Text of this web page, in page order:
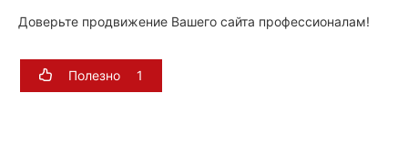
Доверьте продвижение Вашего сайта профессионалам!
Полезно 1